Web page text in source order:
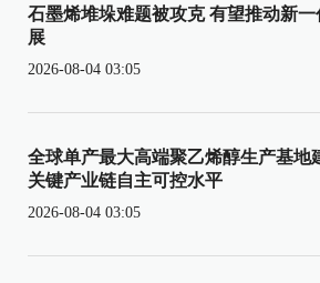
石墨烯堆垛难题被攻克 有望推动新
展
2026-08-04 03:05
全球单产最大高端聚乙烯醇生产基地
关键产业链自主可控水平
2026-08-04 03:05